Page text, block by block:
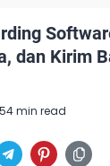
dan Kirim
4 min read